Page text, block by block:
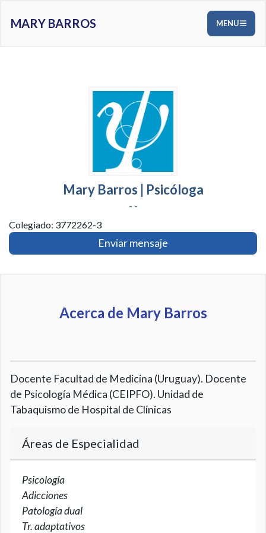
MARY BARROS MENU
Mary Barros | Psicóloga
- -
Colegiado: 3772262-3
Enviar mensaje
Acerca de Mary Barros
Docente Facultad de Medicina (Uruguay). Docente
de Psicología Médica (CEIPFO). Unidad de
Tabaquismo de Hospital de Clínicas
Áreas de Especialidad
Psicología
Adicciones
Patología dual
Tr. adaptativos